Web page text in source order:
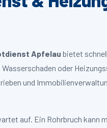
Apfelau bietet
oder
und
auf. Ein Rohrbruch kann